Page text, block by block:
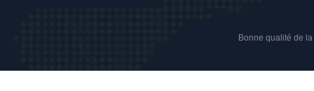
Bonne qualité de